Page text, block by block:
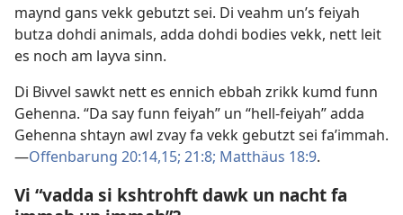
maynd gans vekk gebutzt sei. Di veahm un’s feiyah
butza dohdi animals, adda dohdi bodies vekk, nett leit
es noch am layva sinn.
Di Bivvel sawkt nett es ennich ebbah zrikk kumd funn
Gehenna. “Da say funn feiyah” un “hell-feiyah” adda
Gehenna shtayn awl zvay fa vekk gebutzt sei fa’immah.​
—Offenbarung 20:14,15; 21:8; Matthäus 18:9.
Vi “vadda si kshtrohft dawk un nacht fa